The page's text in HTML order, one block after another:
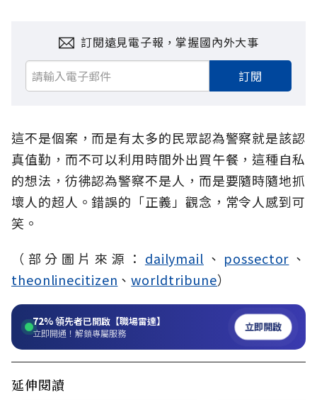
訂閱遠見電子報，掌握國內外大事
訂閱
這不是個案，而是有太多的民眾認為警察就是該認
真值勤，而不可以利用時間外出買午餐，這種自私
的想法，彷彿認為警察不是人，而是要隨時隨地抓
壞人的超人。錯誤的「正義」觀念，常令人感到可
笑。
（部分圖片來源： dailymail 、 possector 、
theonlinecitizen 、worldtribune）
72%領先者已開啟【職場雷達】
立即開通！解鎖專屬服務 立即開啟
延伸閱讀